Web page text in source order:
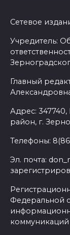
Сетевое
Учредитель:
Главный
Адрес: 347740,
район, г.
Телефоны:
Эл. почта:
Федеральной
коммуникаций